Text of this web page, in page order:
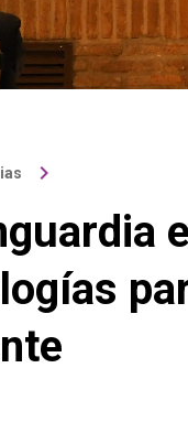
keyboard_arrow_right